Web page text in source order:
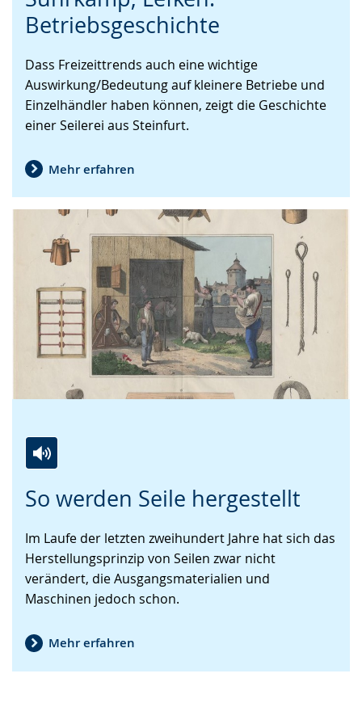
Betriebsgeschichte
Sprache
wechseln.
Unterstützung.
in
Deutscher
Gebärdensprache
wird
angezeigt.
Dass Freizeittrends auch eine wichtige
Auswirkung/Bedeutung auf kleinere Betriebe und
Einzelhändler haben können, zeigt die Geschichte
einer Seilerei aus Steinfurt.
Mehr erfahren
So werden Seile hergestellt
Leichten
wechseln.
Audio-
Video
Deutscher
Gebärdensprache
wird
angezeigt.
Im Laufe der letzten zweihundert Jahre hat sich das
Herstellungsprinzip von Seilen zwar nicht
verändert, die Ausgangsmaterialien und
Maschinen jedoch schon.
Mehr erfahren